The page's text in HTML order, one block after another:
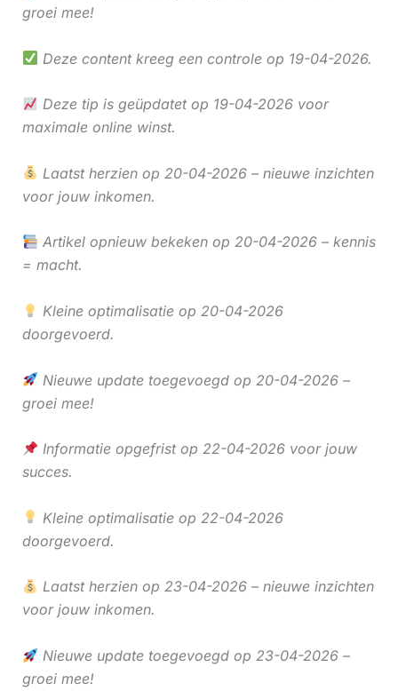
groei mee!
Deze content kreeg een controle op 19-04-2026.
Deze tip is geüpdatet op 19-04-2026 voor
maximale online winst.
Laatst herzien op 20-04-2026 – nieuwe inzichten
voor jouw inkomen.
Artikel opnieuw bekeken op 20-04-2026 – kennis
= macht.
Kleine optimalisatie op 20-04-2026
doorgevoerd.
Nieuwe update toegevoegd op 20-04-2026 –
groei mee!
Informatie opgefrist op 22-04-2026 voor jouw
succes.
Kleine optimalisatie op 22-04-2026
doorgevoerd.
Laatst herzien op 23-04-2026 – nieuwe inzichten
voor jouw inkomen.
Nieuwe update toegevoegd op 23-04-2026 –
groei mee!